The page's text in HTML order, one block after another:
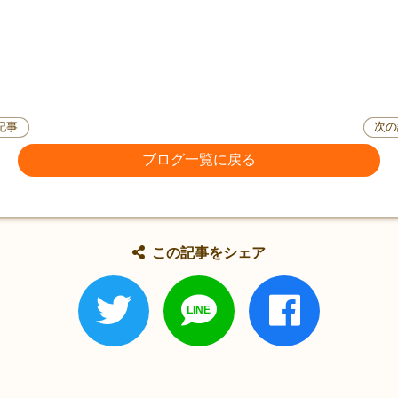
事
ブログ一覧に戻る
次
この記事をシェア